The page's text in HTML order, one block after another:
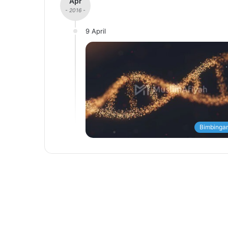
- 2016 -
9 April